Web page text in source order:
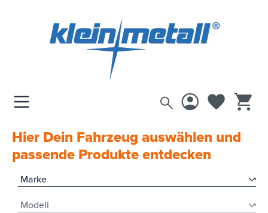
Hier Dein Fahrzeug auswählen und
passende Produkte entdecken